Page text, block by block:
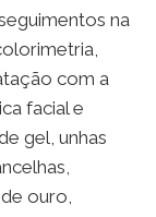
na
com a
facial e
gel, unhas
ouro,